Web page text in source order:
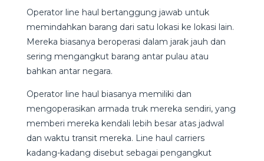
Operator line haul bertanggung jawab untuk
memindahkan barang dari satu lokasi ke lokasi lain.
Mereka biasanya beroperasi dalam jarak jauh dan
sering mengangkut barang antar pulau atau
bahkan antar negara.
Operator line haul biasanya memiliki dan
mengoperasikan armada truk mereka sendiri, yang
memberi mereka kendali lebih besar atas jadwal
dan waktu transit mereka. Line haul carriers
kadang-kadang disebut sebagai pengangkut